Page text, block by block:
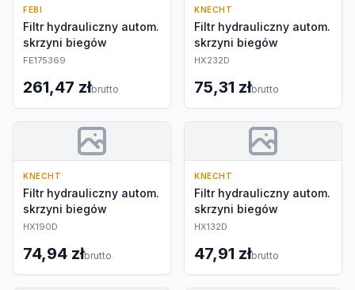
FEBI
Filtr hydrauliczny autom.
skrzyni biegów
FE175369
261,47 złbrutto
KNECHT
Filtr hydrauliczny autom.
skrzyni biegów
HX232D
75,31 złbrutto
KNECHT
Filtr hydrauliczny autom.
skrzyni biegów
HX190D
74,94 złbrutto
KNECHT
Filtr hydrauliczny autom.
skrzyni biegów
HX132D
47,91 złbrutto